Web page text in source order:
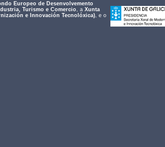
Europeo de Desenvolvemento
Turismo e Comercio, a Xunta
e Innovación Tecnolóxica), e o